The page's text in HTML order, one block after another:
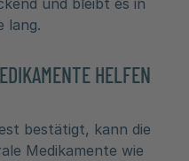
und bleibt es in
lang.
HELFEN
bestätigt, kann die
Medikamente wie